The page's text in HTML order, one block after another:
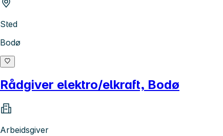
Sted
Bodø
Rådgiver elektro/elkraft, Bodø
Arbeidsgiver